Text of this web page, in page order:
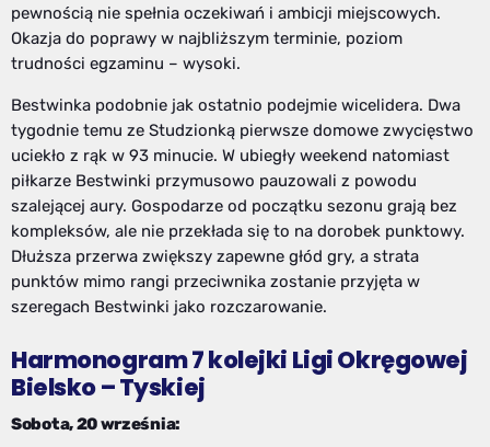
pewnością nie spełnia oczekiwań i ambicji miejscowych.
Okazja do poprawy w najbliższym terminie, poziom
trudności egzaminu – wysoki.
Bestwinka podobnie jak ostatnio podejmie wicelidera. Dwa
tygodnie temu ze Studzionką pierwsze domowe zwycięstwo
uciekło z rąk w 93 minucie. W ubiegły weekend natomiast
piłkarze Bestwinki przymusowo pauzowali z powodu
szalejącej aury. Gospodarze od początku sezonu grają bez
kompleksów, ale nie przekłada się to na dorobek punktowy.
Dłuższa przerwa zwiększy zapewne głód gry, a strata
punktów mimo rangi przeciwnika zostanie przyjęta w
szeregach Bestwinki jako rozczarowanie.
Harmonogram 7 kolejki Ligi Okręgowej
Bielsko – Tyskiej
Sobota, 20 września: